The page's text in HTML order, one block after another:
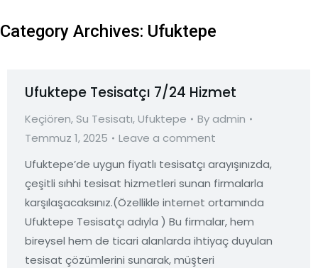
Category Archives: Ufuktepe
Ufuktepe Tesisatçı 7/24 Hizmet
Keçiören,Su Tesisatı,Ufuktepe By admin
Temmuz 1, 2025
Leave a comment
Ufuktepe’de uygun fiyatlı tesisatçı arayışınızda,
çeşitli sıhhi tesisat hizmetleri sunan firmalarla
karşılaşacaksınız.(Özellikle internet ortamında
Ufuktepe Tesisatçı adıyla ) Bu firmalar, hem
bireysel hem de ticari alanlarda ihtiyaç duyulan
tesisat çözümlerini sunarak, müşteri